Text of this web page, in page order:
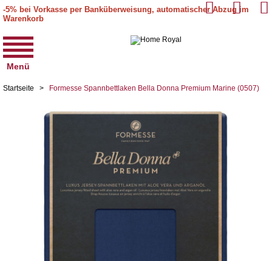
-5% bei Vorkasse per Banküberweisung, automatischer Abzug im
Warenkorb
Menü
Startseite > Formesse Spannbettlaken Bella Donna Premium Marine (0507)